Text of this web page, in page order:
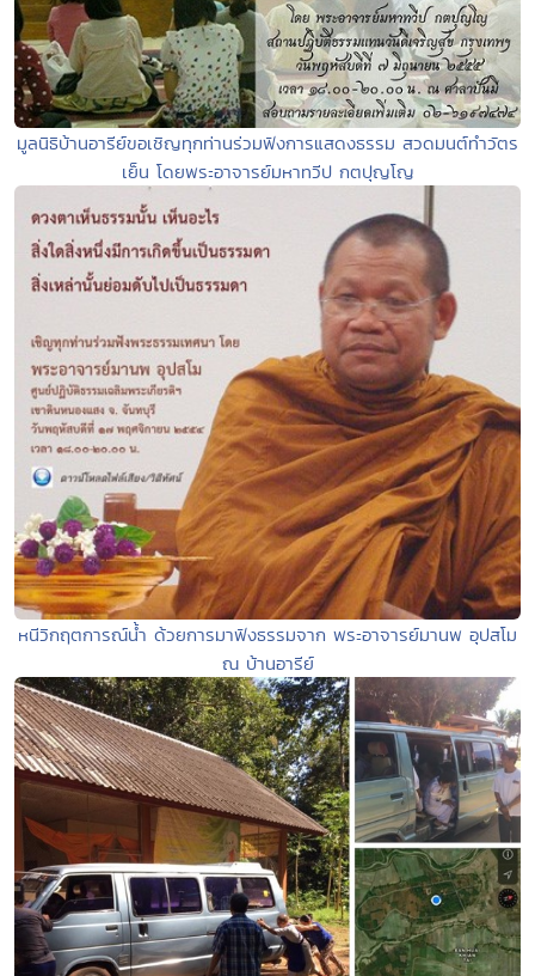
มูลนิธิบ้านอารีย์ขอเชิญทุกท่านร่วมฟังการแสดงธรรม สวดมนต์ทำวัตร
เย็น โดยพระอาจารย์มหาทวีป กตปุญโญ
หนีวิกฤตการณ์น้ำ ด้วยการมาฟังธรรมจาก พระอาจารย์มานพ อุปสโม
ณ บ้านอารีย์